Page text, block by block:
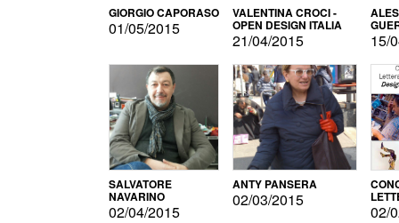
GIORGIO CAPORASO
01/05/2015
VALENTINA CROCI -
OPEN DESIGN ITALIA
21/04/2015 15/
SALVATORE
NAVARINO
02/04/2015
ANTY PANSERA
02/03/2015
02/